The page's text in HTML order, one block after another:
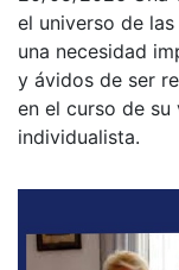
el universo de
una necesidad
y ávidos de ser
en el curso de
individualista.